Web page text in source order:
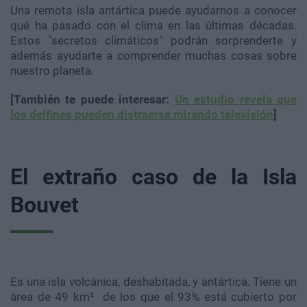
Una remota isla antártica puede ayudarnos a conocer
qué ha pasado con el clima en las últimas décadas.
Estos "secretos climáticos" podrán sorprenderte y
además ayudarte a comprender muchas cosas sobre
nuestro planeta.
[También te puede interesar: Un estudio revela que
los delfines pueden distraerse mirando televisión]
El extraño caso de la Isla
Bouvet
Es una isla volcánica, deshabitada, y antártica. Tiene un
área de 49 km² ​ de los que el 93% está cubierto por